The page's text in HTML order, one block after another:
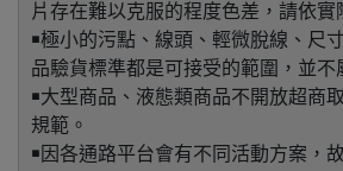
片存在難以克服的程度色差，請依實
￭極小的污點、線頭、輕微脫線、尺
品驗貨標準都是可接受的範圍，並不
￭大型商品、液態類商品不開放超商
規範。
￭因各通路平台會有不同活動方案，